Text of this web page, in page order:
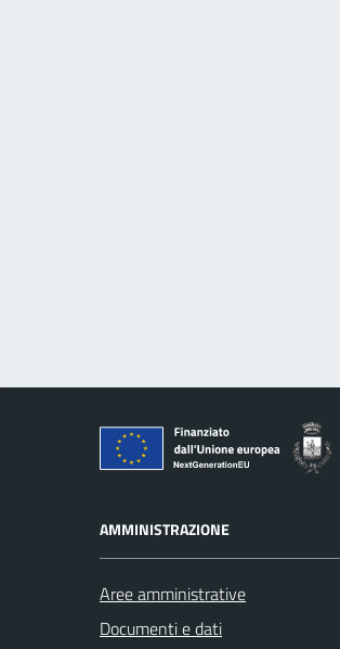
AMMINISTRAZIONE
Aree amministrative
Documenti e dati